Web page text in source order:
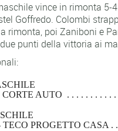
vince in rimonta 5-
Goffredo. Colombi
rimonta, poi Zaniboni e
punti della vittoria ai
AUTO . . . . . . . . . . .
PROGETTO CASA .